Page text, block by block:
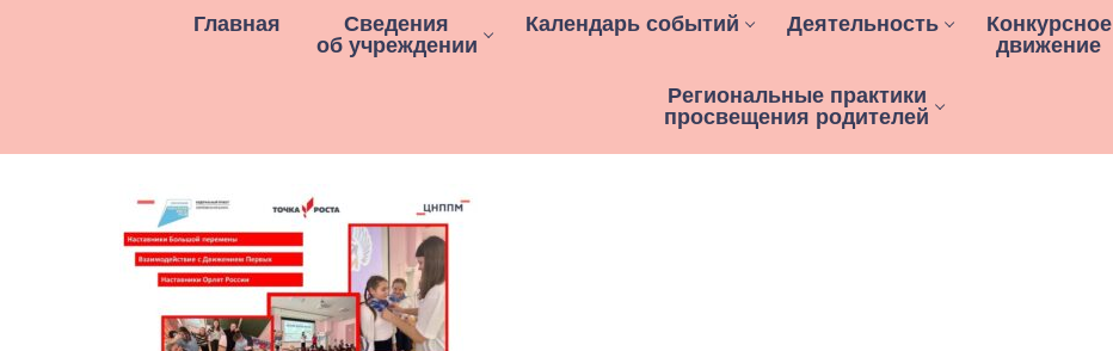
Главная
Сведения
об учреждении
Календарь событий Деятельность
Конкурсное
движение
Региональные практики
просвещения родителей